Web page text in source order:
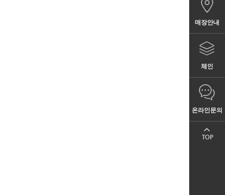
매장안내
체인
온라인문의